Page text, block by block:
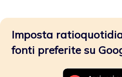
Imposta
fonti preferite su